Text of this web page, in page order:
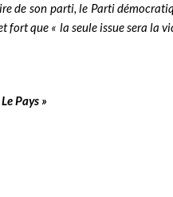
de son parti, le Parti
que « la seule issue sera la
Le Pays »